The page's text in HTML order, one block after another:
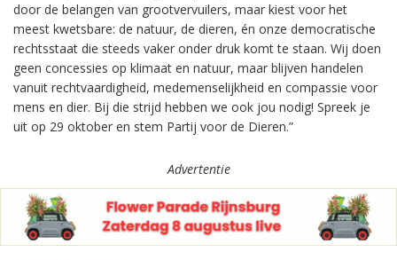
door de belangen van grootvervuilers, maar kiest voor het
meest kwetsbare: de natuur, de dieren, én onze democratische
rechtsstaat die steeds vaker onder druk komt te staan. Wij doen
geen concessies op klimaat en natuur, maar blijven handelen
vanuit rechtvaardigheid, medemenselijkheid en compassie voor
mens en dier. Bij die strijd hebben we ook jou nodig! Spreek je
uit op 29 oktober en stem Partij voor de Dieren.”
Advertentie